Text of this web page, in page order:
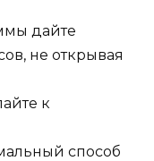
дайте
не открывая
к
способ